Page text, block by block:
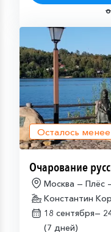
Осталось менее
Очарование
Москва — Плёс
Константин
18 сентября—
(7 дней)